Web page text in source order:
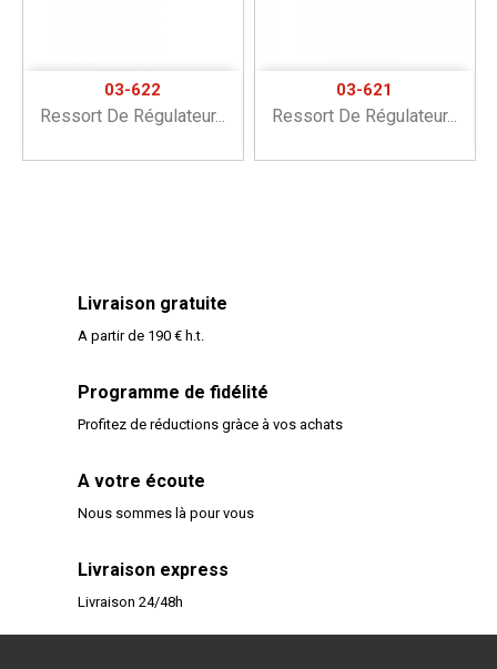
03-622
Ressort De Régulateur...
03-621
Ressort De Régulateur...
Livraison gratuite
A partir de 190 € h.t.
Programme de fidélité
Profitez de réductions gràce à vos achats
A votre écoute
Nous sommes là pour vous
Livraison express
Livraison 24/48h